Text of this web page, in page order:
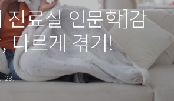
진료실 인문학]감
다르게 겪기!
23.